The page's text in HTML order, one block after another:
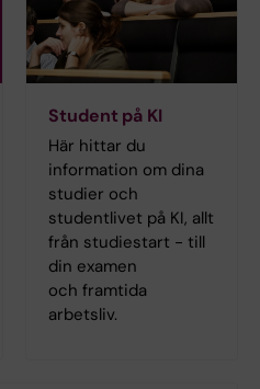
Student på KI
Här hittar du
information om dina
studier och
studentlivet på KI, allt
från studiestart - till
din examen
och framtida
arbetsliv.